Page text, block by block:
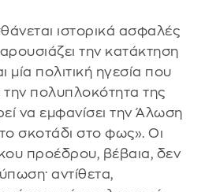
ιστορικά ασφαλές
την κατάκτηση
μία πολιτική ηγεσία που
την πολυπλοκότητα της
να εμφανίσει την Άλωση
σκοτάδι στο φως». Οι
προέδρου, βέβαια, δεν
αντίθετα,